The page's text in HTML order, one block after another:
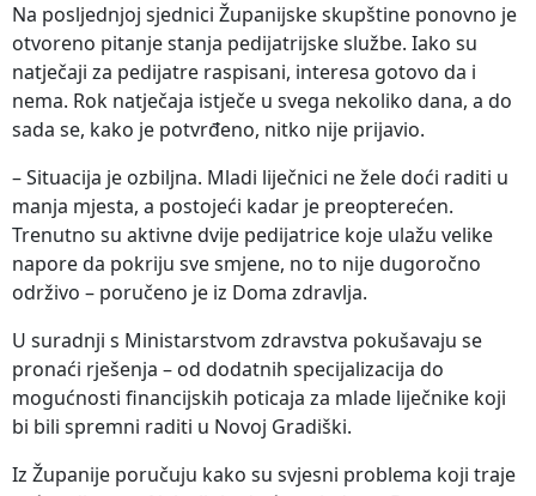
Na posljednjoj sjednici Županijske skupštine ponovno je
otvoreno pitanje stanja pedijatrijske službe. Iako su
natječaji za pedijatre raspisani, interesa gotovo da i
nema. Rok natječaja istječe u svega nekoliko dana, a do
sada se, kako je potvrđeno, nitko nije prijavio.
– Situacija je ozbiljna. Mladi liječnici ne žele doći raditi u
manja mjesta, a postojeći kadar je preopterećen.
Trenutno su aktivne dvije pedijatrice koje ulažu velike
napore da pokriju sve smjene, no to nije dugoročno
održivo – poručeno je iz Doma zdravlja.
U suradnji s Ministarstvom zdravstva pokušavaju se
pronaći rješenja – od dodatnih specijalizacija do
mogućnosti financijskih poticaja za mlade liječnike koji
bi bili spremni raditi u Novoj Gradiški.
Iz Županije poručuju kako su svjesni problema koji traje